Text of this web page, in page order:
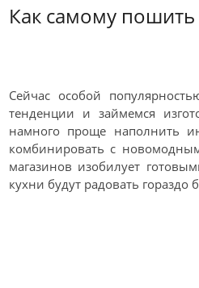
Как самому
Сейчас особой
тенденции и займемся
намного проще наполнить
комбинировать с
магазинов изобилует
кухни будут радовать гораздо